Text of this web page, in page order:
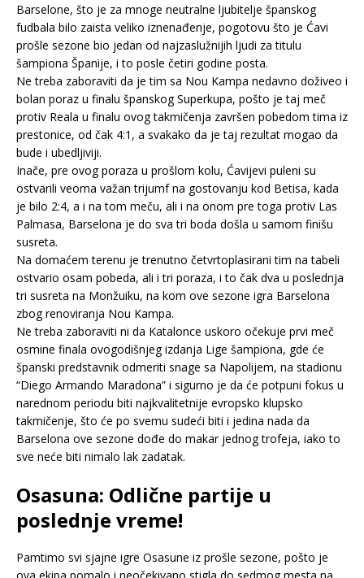
Barselone, što je za mnoge neutralne ljubitelje španskog
fudbala bilo zaista veliko iznenađenje, pogotovu što je Ćavi
prošle sezone bio jedan od najzaslužnijih ljudi za titulu
šampiona Španije, i to posle četiri godine posta.
Ne treba zaboraviti da je tim sa Nou Kampa nedavno doživeo i
bolan poraz u finalu španskog Superkupa, pošto je taj meč
protiv Reala u finalu ovog takmičenja završen pobedom tima iz
prestonice, od čak 4:1, a svakako da je taj rezultat mogao da
bude i ubedljiviji.
Inače, pre ovog poraza u prošlom kolu, Ćavijevi puleni su
ostvarili veoma važan trijumf na gostovanju kod Betisa, kada
je bilo 2:4, a i na tom meču, ali i na onom pre toga protiv Las
Palmasa, Barselona je do sva tri boda došla u samom finišu
susreta.
Na domaćem terenu je trenutno četvrtoplasirani tim na tabeli
ostvario osam pobeda, ali i tri poraza, i to čak dva u poslednja
tri susreta na Monžuiku, na kom ove sezone igra Barselona
zbog renoviranja Nou Kampa.
Ne treba zaboraviti ni da Katalonce uskoro očekuje prvi meč
osmine finala ovogodišnjeg izdanja Lige šampiona, gde će
španski predstavnik odmeriti snage sa Napolijem, na stadionu
“Diego Armando Maradona” i sigurno je da će potpuni fokus u
narednom periodu biti najkvalitetnije evropsko klupsko
takmičenje, što će po svemu sudeći biti i jedina nada da
Barselona ove sezone dođe do makar jednog trofeja, iako to
sve neće biti nimalo lak zadatak.
Osasuna: Odlične partije u
poslednje vreme!
Pamtimo svi sjajne igre Osasune iz prošle sezone, pošto je